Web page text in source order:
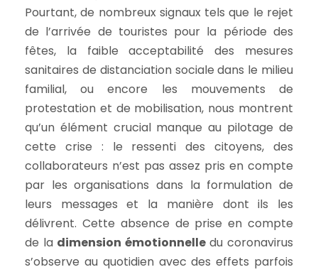
Pourtant, de nombreux signaux tels que le rejet
de l’arrivée de touristes pour la période des
fêtes, la faible acceptabilité des mesures
sanitaires de distanciation sociale dans le milieu
familial, ou encore les mouvements de
protestation et de mobilisation, nous montrent
qu’un élément crucial manque au pilotage de
cette crise : le ressenti des citoyens, des
collaborateurs n’est pas assez pris en compte
par les organisations dans la formulation de
leurs messages et la manière dont ils les
délivrent. Cette absence de prise en compte
de la dimension émotionnelledu coronavirus
s’observe au quotidien avec des effets parfois